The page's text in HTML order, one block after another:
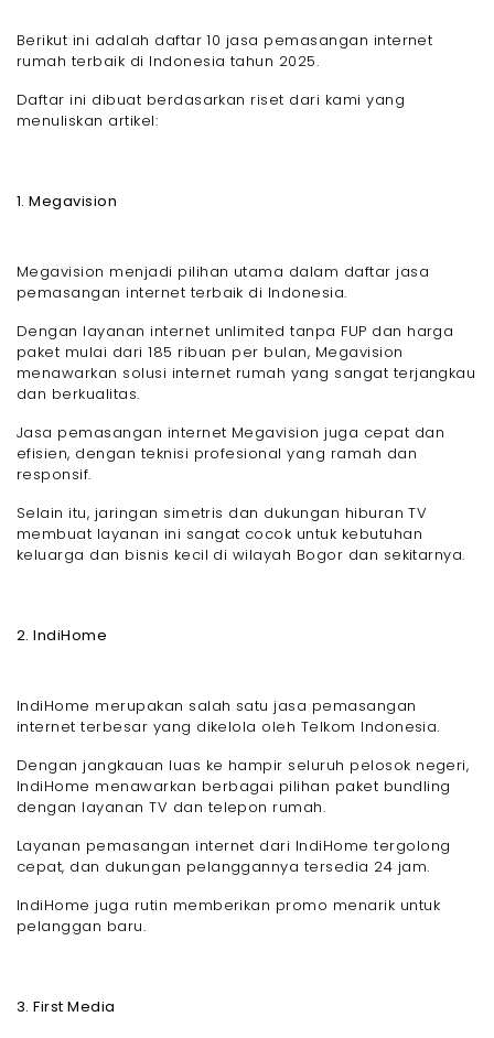
Berikut ini adalah daftar 10 jasa pemasangan internet
rumah terbaik di Indonesia tahun 2025.
Daftar ini dibuat berdasarkan riset dari kami yang
menuliskan artikel:
1. Megavision
Megavision menjadi pilihan utama dalam daftar jasa
pemasangan internet terbaik di Indonesia.
Dengan layanan internet unlimited tanpa FUP dan harga
paket mulai dari 185 ribuan per bulan, Megavision
menawarkan solusi internet rumah yang sangat terjangkau
dan berkualitas.
Jasa pemasangan internet Megavision juga cepat dan
efisien, dengan teknisi profesional yang ramah dan
responsif.
Selain itu, jaringan simetris dan dukungan hiburan TV
membuat layanan ini sangat cocok untuk kebutuhan
keluarga dan bisnis kecil di wilayah Bogor dan sekitarnya.
2. IndiHome
IndiHome merupakan salah satu jasa pemasangan
internet terbesar yang dikelola oleh Telkom Indonesia.
Dengan jangkauan luas ke hampir seluruh pelosok negeri,
IndiHome menawarkan berbagai pilihan paket bundling
dengan layanan TV dan telepon rumah.
Layanan pemasangan internet dari IndiHome tergolong
cepat, dan dukungan pelanggannya tersedia 24 jam.
IndiHome juga rutin memberikan promo menarik untuk
pelanggan baru.
3. First Media